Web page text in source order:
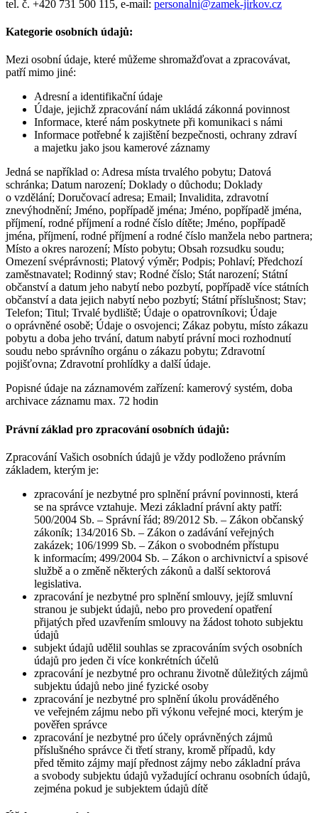
tel. č. +420 731 500 115, e-mail: personalni@zamek-jirkov.cz
Kategorie osobních údajů:
Mezi osobní údaje, které můžeme shromažďovat a zpracovávat,
patří mimo jiné:
Adresní a identifikační údaje
Údaje, jejichž zpracování nám ukládá zákonná povinnost
Informace, které nám poskytnete při komunikaci s námi
Informace potřebné́ k zajištění bezpečnosti, ochrany zdraví
a majetku jako jsou kamerové záznamy
Jedná se například o: Adresa místa trvalého pobytu; Datová
schránka; Datum narození; Doklady o důchodu; Doklady
o vzdělání; Doručovací adresa; Email; Invalidita, zdravotní
znevýhodnění; Jméno, popřípadě jména; Jméno, popřípadě jména,
příjmení, rodné příjmení a rodné číslo dítěte; Jméno, popřípadě
jména, příjmení, rodné příjmení a rodné číslo manžela nebo partnera;
Místo a okres narození; Místo pobytu; Obsah rozsudku soudu;
Omezení svéprávnosti; Platový výměr; Podpis; Pohlaví; Předchozí
zaměstnavatel; Rodinný stav; Rodné číslo; Stát narození; Státní
občanství a datum jeho nabytí nebo pozbytí, popřípadě více státních
občanství a data jejich nabytí nebo pozbytí; Státní příslušnost; Stav;
Telefon; Titul; Trvalé bydliště; Údaje o opatrovníkovi; Údaje
o oprávněné osobě; Údaje o osvojenci; Zákaz pobytu, místo zákazu
pobytu a doba jeho trvání, datum nabytí právní moci rozhodnutí
soudu nebo správního orgánu o zákazu pobytu; Zdravotní
pojišťovna; Zdravotní prohlídky a další údaje.
Popisné údaje na záznamovém zařízení: kamerový systém, doba
archivace záznamu max. 72 hodin
Právní základ pro zpracování osobních údajů:
Zpracování Vašich osobních údajů je vždy podloženo právním
základem, kterým je:
zpracování je nezbytné pro splnění právní povinnosti, která
se na správce vztahuje. Mezi základní právní akty patří:
500/2004 Sb. – Správní řád; 89/2012 Sb. – Zákon občanský
zákoník; 134/2016 Sb. – Zákon o zadávání veřejných
zakázek; 106/1999 Sb. – Zákon o svobodném přístupu
k informacím; 499/2004 Sb. – Zákon o archivnictví a spisové
službě a o změně některých zákonů a další sektorová
legislativa.
zpracování je nezbytné pro splnění smlouvy, jejíž smluvní
stranou je subjekt údajů, nebo pro provedení opatření
přijatých před uzavřením smlouvy na žádost tohoto subjektu
údajů
subjekt údajů udělil souhlas se zpracováním svých osobních
údajů pro jeden či více konkrétních účelů
zpracování je nezbytné pro ochranu životně důležitých zájmů
subjektu údajů nebo jiné fyzické osoby
zpracování je nezbytné pro splnění úkolu prováděného
ve veřejném zájmu nebo při výkonu veřejné moci, kterým je
pověřen správce
zpracování je nezbytné pro účely oprávněných zájmů
příslušného správce či třetí strany, kromě případů, kdy
před těmito zájmy mají přednost zájmy nebo základní práva
a svobody subjektu údajů vyžadující ochranu osobních údajů,
zejména pokud je subjektem údajů dítě